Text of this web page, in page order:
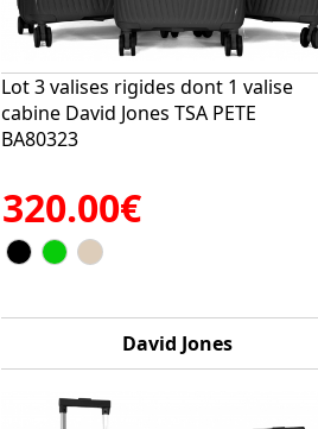
Lot 3 valises rigides dont 1 valise
cabine David Jones TSA PETE
BA80323
320.00€
David Jones